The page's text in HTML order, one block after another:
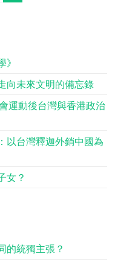
向未來文明的備忘錄
運動後台灣與香港政治
以台灣釋迦外銷中國為
女？
的統獨主張？